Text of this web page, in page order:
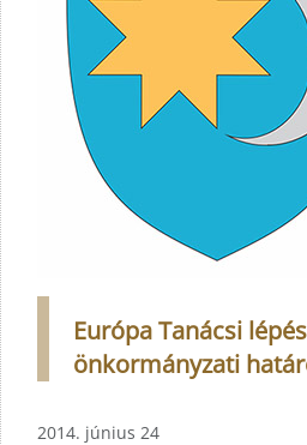
Európa Tanácsi
önkormányzati
2014. június 24